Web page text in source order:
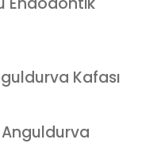
Kafası
Anguldurva